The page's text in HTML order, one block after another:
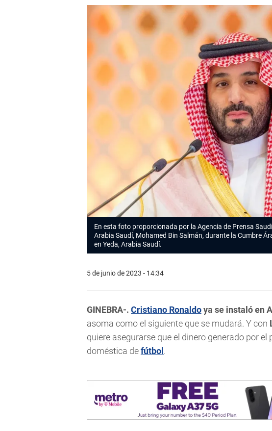
En esta foto proporcionada por la Agencia de Prensa
Arabia Saudí, Mohamed Bin Salmán, durante la Cumbre
en Yeda, Arabia Saudí.
5 de junio de 2023 - 14:34
GINEBRA-. Cristiano Ronaldoya se instaló en
asoma como el siguiente que se mudará. Y con
quiere asegurarse que el dinero generado por
doméstica defútbol .